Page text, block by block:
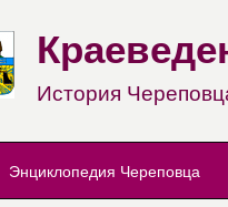
История
Энциклопедия Череповца